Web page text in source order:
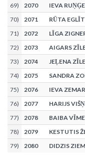
69) 2070
IEVA
70) 2071
RŪTA
71) 2072
LĪGA
72) 2073
AIGARS
73) 2074
JEĻENA ZĪLE
74) 2075
SANDRA
75) 2076
IEVA
76) 2077
HARIJS
77) 2078
BAIBA
78) 2079
KESTUTIS
79) 2080 DIDZIS